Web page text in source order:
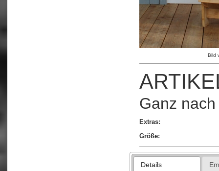
Bild
Ganz
Extras:
Größe:
Details